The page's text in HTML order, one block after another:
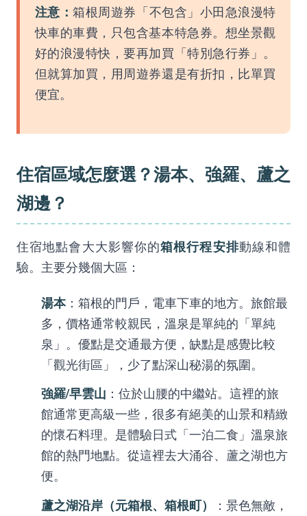
注意：箱根周遊券「不包含」小田急浪漫特
快車的車費，只包含基本特急券。想坐景觀
好的浪漫特快，要再加買「特別急行券」。
但就算加買，用周遊券還是有折扣，比單買
便宜。
住宿區域怎麼選？湯本、強羅、蘆之
湖邊？
住宿地點會大大影響你的箱根行程安排動線和體
驗。主要分幾個大區：
湯本：箱根的門戶，電車下車的地方。旅館最
多，價格通常較親民，溫泉是單純的「單純
泉」。優點是交通最方便，缺點是感覺比較
「觀光街區」，少了點深山秘湯的氛圍。
強羅/早雲山 ：位於山腰的中繼站。這裡的旅
館通常更高級一些，很多有絕美的山景和精緻
的懷石料理。是體驗日式「一泊二食」溫泉旅
館的熱門地點。從這裡去大涌谷、蘆之湖也方
便。
蘆之湖沿岸（元箱根、箱根町）
：景色無敵，